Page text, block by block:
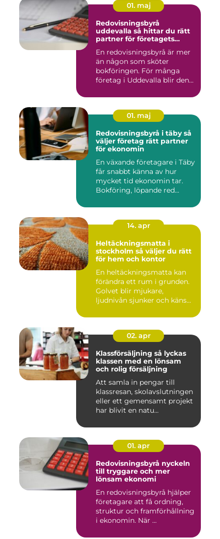
01. maj
Redovisningsbyrå
uddevalla så hittar du rätt
partner för företagets
En redovisningsbyrå är mer
än någon som sköter
bokföringen. För många
företag i Uddevalla blir den
01. maj
Redovisningsbyrå i täby så
väljer företag rätt partner
för ekonomin
En växande företagare i Täby
får snabbt känna av hur
mycket tid ekonomin tar.
Bokföring, löpande red...
14. apr
Heltäckningsmatta i
stockholm så väljer du rätt
för hem och kontor
En heltäckningsmatta kan
förändra ett rum i grunden.
Golvet blir mjukare,
ljudnivån sjunker och käns...
02. apr
Klassförsäljning så lyckas
klassen med en lönsam
och rolig försäljning
Att samla in pengar till
klassresan, skolavslutningen
eller ett gemensamt projekt
har blivit en natu...
01. apr
Redovisningsbyrå nyckeln
till tryggare och mer
lönsam ekonomi
En redovisningsbyrå hjälper
företagare att få ordning,
struktur och framförhållning
i ekonomin. När ...